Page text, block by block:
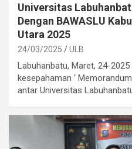
Universitas
Dengan BAWASLU
Utara 2025
24/03/2025 ULB
Labuhanbatu, Maret, 24-
kesepahaman ‘
antar Universitas